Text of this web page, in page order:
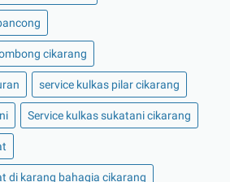
cikarang
service kulkas pilar cikarang
Service kulkas sukatani cikarang
di karang bahagia cikarang